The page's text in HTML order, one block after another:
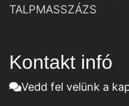
TALPMASSZÁZS
Kontakt infó
Vedd fel velünk a